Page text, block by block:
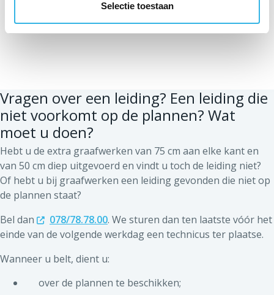
Selectie toestaan
Vragen over een leiding? Een leiding die
niet voorkomt op de plannen? Wat
moet u doen?
Hebt u de extra graafwerken van 75 cm aan elke kant en
van 50 cm diep uitgevoerd en vindt u toch de leiding niet?
Of hebt u bij graafwerken een leiding gevonden die niet op
de plannen staat?
Bel dan
078/78.78.00. We sturen dan ten laatste vóór het
einde van de volgende werkdag een technicus ter plaatse.
Wanneer u belt, dient u:
over de plannen te beschikken;